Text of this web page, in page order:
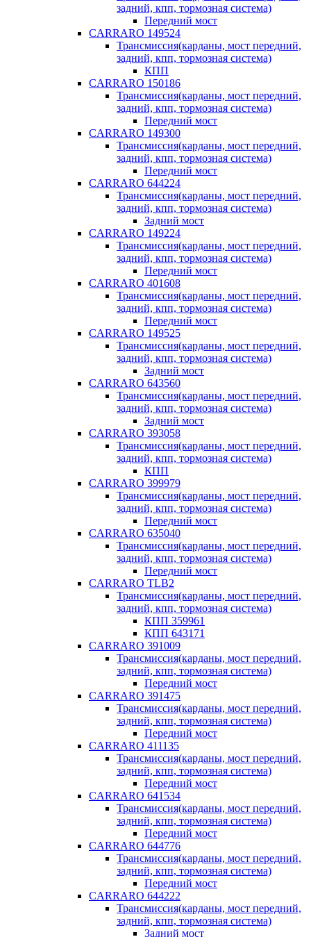
задний, кпп, тормозная система)
Передний мост
CARRARO 149524
Трансмиссия(карданы, мост передний,
задний, кпп, тормозная система)
КПП
CARRARO 150186
Трансмиссия(карданы, мост передний,
задний, кпп, тормозная система)
Передний мост
CARRARO 149300
Трансмиссия(карданы, мост передний,
задний, кпп, тормозная система)
Передний мост
CARRARO 644224
Трансмиссия(карданы, мост передний,
задний, кпп, тормозная система)
Задний мост
CARRARO 149224
Трансмиссия(карданы, мост передний,
задний, кпп, тормозная система)
Передний мост
CARRARO 401608
Трансмиссия(карданы, мост передний,
задний, кпп, тормозная система)
Передний мост
CARRARO 149525
Трансмиссия(карданы, мост передний,
задний, кпп, тормозная система)
Задний мост
CARRARO 643560
Трансмиссия(карданы, мост передний,
задний, кпп, тормозная система)
Задний мост
CARRARO 393058
Трансмиссия(карданы, мост передний,
задний, кпп, тормозная система)
КПП
CARRARO 399979
Трансмиссия(карданы, мост передний,
задний, кпп, тормозная система)
Передний мост
CARRARO 635040
Трансмиссия(карданы, мост передний,
задний, кпп, тормозная система)
Передний мост
CARRARO TLB2
Трансмиссия(карданы, мост передний,
задний, кпп, тормозная система)
КПП 359961
КПП 643171
CARRARO 391009
Трансмиссия(карданы, мост передний,
задний, кпп, тормозная система)
Передний мост
CARRARO 391475
Трансмиссия(карданы, мост передний,
задний, кпп, тормозная система)
Передний мост
CARRARO 411135
Трансмиссия(карданы, мост передний,
задний, кпп, тормозная система)
Передний мост
CARRARO 641534
Трансмиссия(карданы, мост передний,
задний, кпп, тормозная система)
Передний мост
CARRARO 644776
Трансмиссия(карданы, мост передний,
задний, кпп, тормозная система)
Передний мост
CARRARO 644222
Трансмиссия(карданы, мост передний,
задний, кпп, тормозная система)
Задний мост